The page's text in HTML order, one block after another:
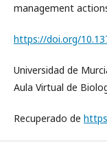
management
https://doi.org/
Universidad de
Aula Virtual de
Recuperado de